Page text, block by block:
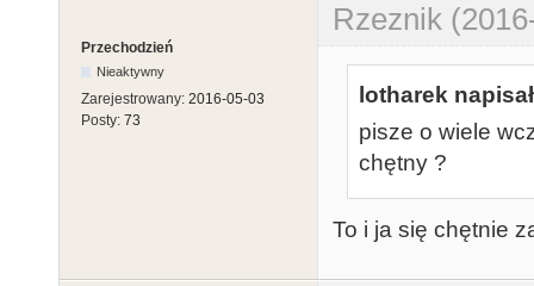
Rzeznik
Przechodzień
Nieaktywny
Zarejestrowany: 2016-05-03
Posty: 73
lotharek
pisze o wiele
chętny ?
To i ja się chętnie